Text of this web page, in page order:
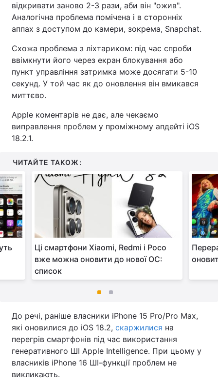
відкривати заново 2-3 рази, аби він "ожив".
Аналогічна проблема помічена і в сторонніх
аппах з доступом до камери, зокрема, Snapchat.
Схожа проблема з ліхтариком: під час спроби
ввімкнути його через екран блокування або
пункт управління затримка може досягати 5-10
секунд. У той час як до оновлення він вмикався
миттєво.
Apple коментарів не дає, але чекаємо
виправлення проблем у проміжному апдейті iOS
18.2.1.
ЧИТАЙТЕ ТАКОЖ:
Ці смартфони Xiaomi, Redmi і Poco
вже можна оновити до нової ОС:
список
До речі, раніше власники iPhone 15 Pro/Pro Max,
які оновилися до iOS 18.2, скаржилися на
перегрів смартфонів під час використання
генеративного ШІ Apple Intelligence. При цьому у
власників iPhone 16 ШІ-функції проблем не
викликають.